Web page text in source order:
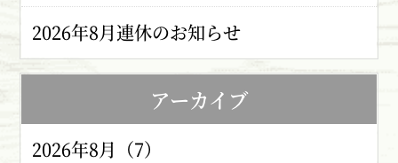
2026年8月連休のお知らせ
アーカイブ
2026年8月（7）